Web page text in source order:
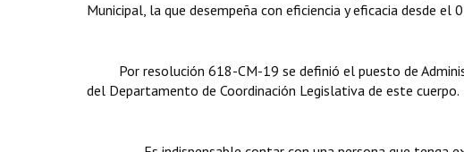
Municipal, la que desempeña con eficiencia y eficacia desde el
Por resolución 618-CM-19 se definió el puesto de
del Departamento de Coordinación Legislativa de este cuerpo.